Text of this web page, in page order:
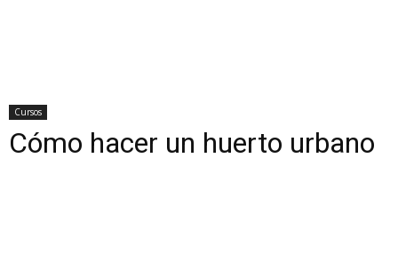
Cursos
Cómo hacer un huerto urbano